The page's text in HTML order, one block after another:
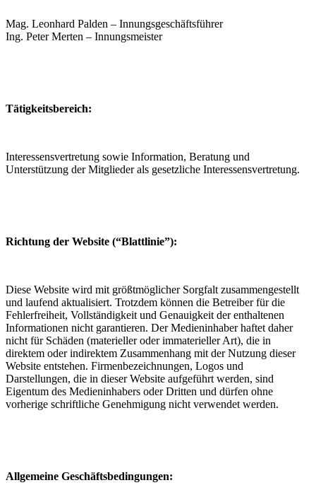
Mag. Leonhard Palden – Innungsgeschäftsführer
Ing. Peter Merten – Innungsmeister
Tätigkeitsbereich:
Interessensvertretung sowie Information, Beratung und
Unterstützung der Mitglieder als gesetzliche Interessensvertretung.
Richtung der Website (“Blattlinie”):
Diese Website wird mit größtmöglicher Sorgfalt zusammengestellt
und laufend aktualisiert. Trotzdem können die Betreiber für die
Fehlerfreiheit, Vollständigkeit und Genauigkeit der enthaltenen
Informationen nicht garantieren. Der Medieninhaber haftet daher
nicht für Schäden (materieller oder immaterieller Art), die in
direktem oder indirektem Zusammenhang mit der Nutzung dieser
Website entstehen. Firmenbezeichnungen, Logos und
Darstellungen, die in dieser Website aufgeführt werden, sind
Eigentum des Medieninhabers oder Dritten und dürfen ohne
vorherige schriftliche Genehmigung nicht verwendet werden.
Allgemeine Geschäftsbedingungen: